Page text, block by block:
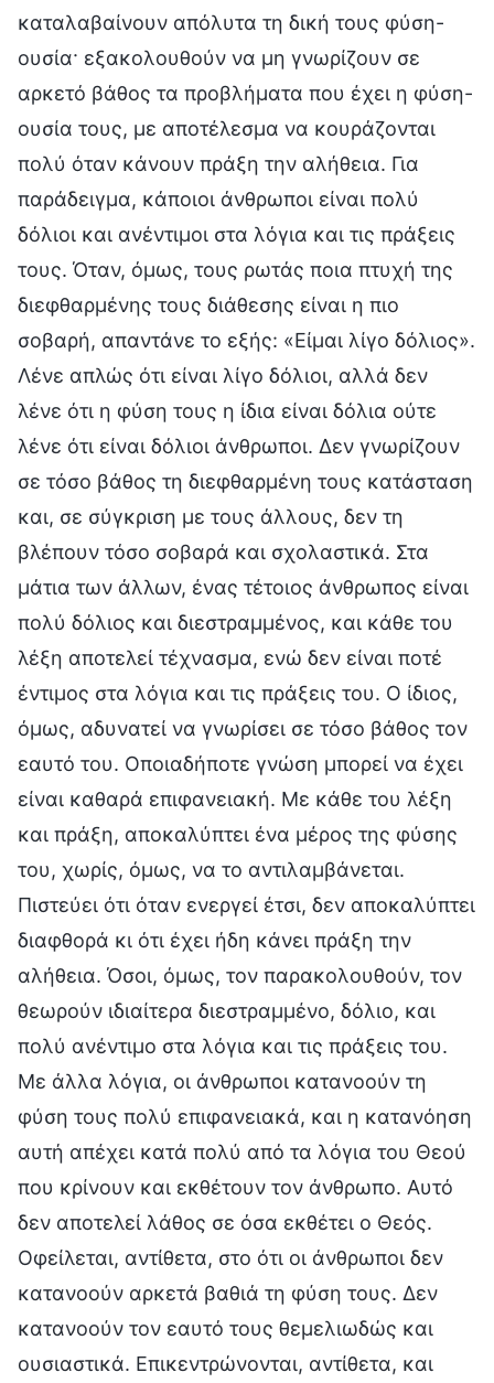
καταλαβαίνουν απόλυτα τη δική τους φύση-
ουσία· εξακολουθούν να μη γνωρίζουν σε
αρκετό βάθος τα προβλήματα που έχει η φύση-
ουσία τους, με αποτέλεσμα να κουράζονται
πολύ όταν κάνουν πράξη την αλήθεια. Για
παράδειγμα, κάποιοι άνθρωποι είναι πολύ
δόλιοι και ανέντιμοι στα λόγια και τις πράξεις
τους. Όταν, όμως, τους ρωτάς ποια πτυχή της
διεφθαρμένης τους διάθεσης είναι η πιο
σοβαρή, απαντάνε το εξής: «Είμαι λίγο δόλιος».
Λένε απλώς ότι είναι λίγο δόλιοι, αλλά δεν
λένε ότι η φύση τους η ίδια είναι δόλια ούτε
λένε ότι είναι δόλιοι άνθρωποι. Δεν γνωρίζουν
σε τόσο βάθος τη διεφθαρμένη τους κατάσταση
και, σε σύγκριση με τους άλλους, δεν τη
βλέπουν τόσο σοβαρά και σχολαστικά. Στα
μάτια των άλλων, ένας τέτοιος άνθρωπος είναι
πολύ δόλιος και διεστραμμένος, και κάθε του
λέξη αποτελεί τέχνασμα, ενώ δεν είναι ποτέ
έντιμος στα λόγια και τις πράξεις του. Ο ίδιος,
όμως, αδυνατεί να γνωρίσει σε τόσο βάθος τον
εαυτό του. Οποιαδήποτε γνώση μπορεί να έχει
είναι καθαρά επιφανειακή. Με κάθε του λέξη
και πράξη, αποκαλύπτει ένα μέρος της φύσης
του, χωρίς, όμως, να το αντιλαμβάνεται.
Πιστεύει ότι όταν ενεργεί έτσι, δεν αποκαλύπτει
διαφθορά κι ότι έχει ήδη κάνει πράξη την
αλήθεια. Όσοι, όμως, τον παρακολουθούν, τον
θεωρούν ιδιαίτερα διεστραμμένο, δόλιο, και
πολύ ανέντιμο στα λόγια και τις πράξεις του.
Με άλλα λόγια, οι άνθρωποι κατανοούν τη
φύση τους πολύ επιφανειακά, και η κατανόηση
αυτή απέχει κατά πολύ από τα λόγια του Θεού
που κρίνουν και εκθέτουν τον άνθρωπο. Αυτό
δεν αποτελεί λάθος σε όσα εκθέτει ο Θεός.
Οφείλεται, αντίθετα, στο ότι οι άνθρωποι δεν
κατανοούν αρκετά βαθιά τη φύση τους. Δεν
κατανοούν τον εαυτό τους θεμελιωδώς και
ουσιαστικά. Επικεντρώνονται, αντίθετα, και